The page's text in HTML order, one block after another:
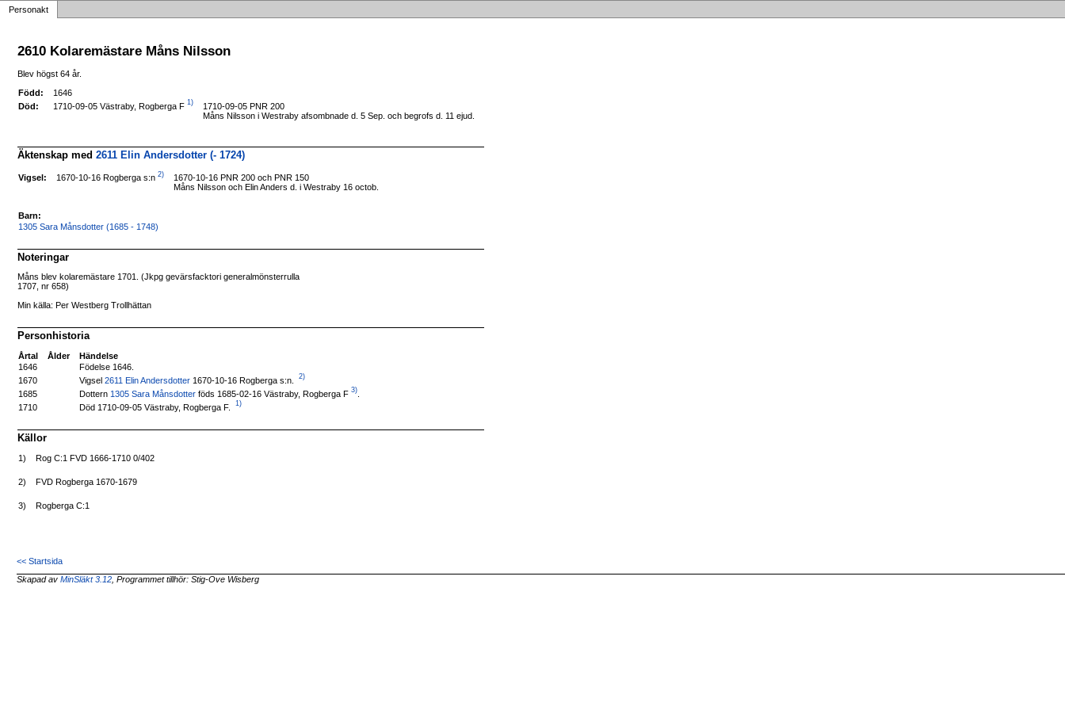
Personakt
2610 Kolaremästare Måns Nilsson
Blev högst 64 år.
Född:
1646
Död:
1710-09-05 Västraby, Rogberga F 1)
1710-09-05 PNR 200
Måns Nilsson i Westraby afsombnade d. 5 Sep. och begrofs d. 11 ejud.
Äktenskap med2611 Elin Andersdotter (- 1724)
Vigsel: 1670-10-16 Rogberga s:n 2)
1670-10-16 PNR 200 och PNR 150
Måns Nilsson och Elin Anders d. i Westraby 16 octob.
Barn:
1305 Sara Månsdotter (1685 - 1748)
Noteringar
Måns blev kolaremästare 1701. (Jkpg gevärsfacktori generalmönsterrulla
1707, nr 658)
Min källa: Per Westberg Trollhättan
Personhistoria
Årtal Ålder
Händelse
1646
Födelse 1646.
1670
Vigsel2611 Elin Andersdotter 1670-10-16 Rogberga s:n. 2)
1685 Dottern 1305 Sara Månsdotter föds 1685-02-16 Västraby, Rogberga F 3)
1710
Död 1710-09-05 Västraby, Rogberga F. 1)
Källor
1) Rog C:1 FVD 1666-1710 0/402
2) FVD Rogberga 1670-1679
3) Rogberga C:1
<< Startsida
Skapad avMinSläkt 3.12 , Programmet tillhör: Stig-Ove Wisberg